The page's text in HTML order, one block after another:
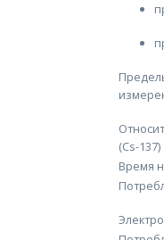
(Cs-137)
Время